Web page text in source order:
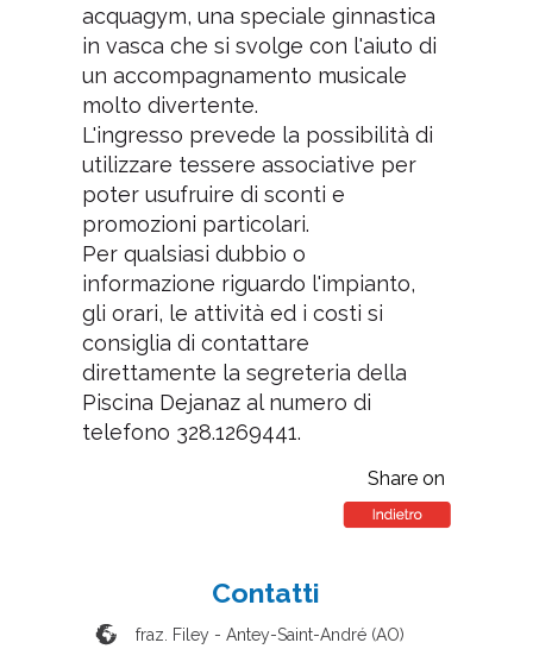
acquagym, una speciale ginnastica
in vasca che si svolge con l'aiuto di
un accompagnamento musicale
molto divertente.
L'ingresso prevede la possibilità di
utilizzare tessere associative per
poter usufruire di sconti e
promozioni particolari.
Per qualsiasi dubbio o
informazione riguardo l'impianto,
gli orari, le attività ed i costi si
consiglia di contattare
direttamente la segreteria della
Piscina Dejanaz al numero di
telefono 328.1269441.
Share on
Contatti
fraz. Filey- Antey-Saint-André(AO)